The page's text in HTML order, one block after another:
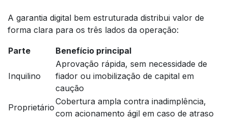
A garantia digital bem estruturada distribui valor de
forma clara para os três lados da operação:
Parte Benefício principal
Inquilino
Aprovação rápida, sem necessidade de
fiador ou imobilização de capital em
caução
Proprietário
Cobertura ampla contra inadimplência,
com acionamento ágil em caso de atraso